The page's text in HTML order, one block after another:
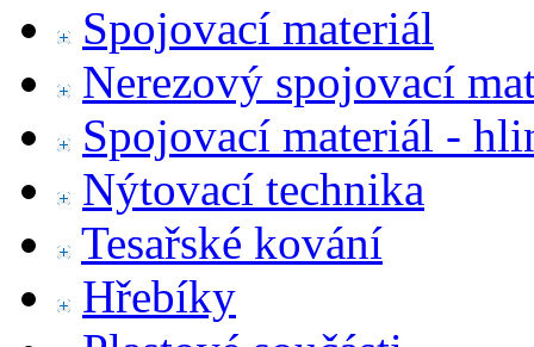
Spojovací materiál
Nerezový spojovací
Spojovací materiál -
Nýtovací technika
Tesařské kování
Hřebíky